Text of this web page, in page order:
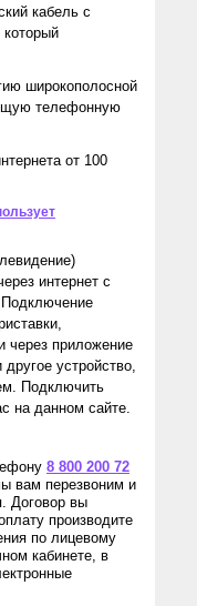
кабель с
который
широкополосной
телефонную
от 100
интернет с
через приложение
устройство,
Подключить
на данном сайте.
8 800 200 72
вам перезвоним и
Договор вы
производите
по лицевому
кабинете, в